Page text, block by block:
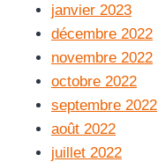
janvier 2023
décembre 2022
novembre 2022
octobre 2022
septembre 2022
août 2022
juillet 2022